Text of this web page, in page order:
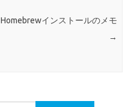
Homebrewインストールのメモ
→